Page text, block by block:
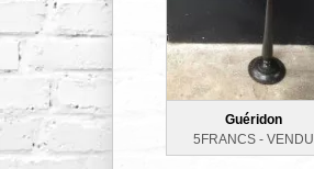
Guéridon
5FRANCS -VENDU